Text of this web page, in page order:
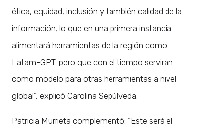
ética, equidad, inclusión y también calidad de la
información, lo que en una primera instancia
alimentará herramientas de la región como
Latam-GPT, pero que con el tiempo servirán
como modelo para otras herramientas a nivel
global”, explicó Carolina Sepúlveda.
Patricia Murrieta complementó: “Este será el